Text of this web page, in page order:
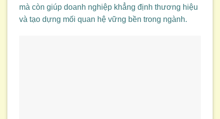
mà còn giúp doanh nghiệp khẳng định thương hiệu
và tạo dựng mối quan hệ vững bền trong ngành.